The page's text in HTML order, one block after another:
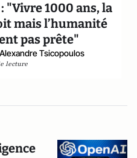
"Vivre 1000 ans, la
mais l’humanité
pas prête"
Alexandre Tsicopoulos
lecture